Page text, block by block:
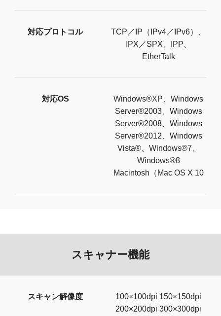
対応プロトコル
TCP／IP（IPv4／IPv6）、
IPX／SPX、IPP、
EtherTalk
対応OS
Windows®XP、Windows
Server®2003、Windows
Server®2008、Windows
Server®2012、Windows
Vista®、Windows®7、
Windows®8
Macintosh（Mac OS X 10
スキャナー機能
スキャン解像度
100×100dpi 150×150dpi
200×200dpi 300×300dpi